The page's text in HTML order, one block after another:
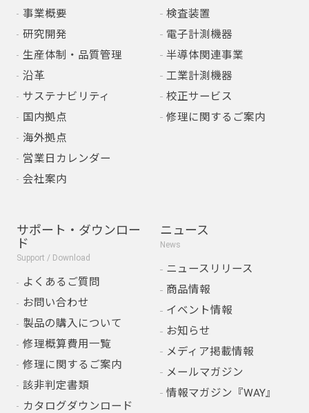
事業概要
研究開発
生産体制・品質管理
沿革
サステナビリティ
国内拠点
海外拠点
営業日カレンダー
会社案内
検査装置
電子計測機器
半導体関連事業
工業計測機器
校正サービス
修理に関するご案内
サポート・ダウンロー
ド
Support / Download
よくあるご質問
お問い合わせ
製品の購入について
修理概算費用一覧
修理に関するご案内
該非判定書類
カタログダウンロード
ニュース
News
ニュースリリース
商品情報
イベント情報
お知らせ
メディア掲載情報
メールマガジン
情報マガジン『WAY』